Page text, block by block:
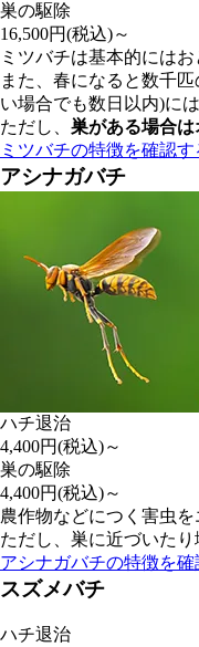
巣の駆除
16,500円(税込)～
ミツバチは基本的にはお
また、春になると数千
い場合でも数日以内)に
ただし、 巣がある場合
ミツバチの特徴を確認す
アシナガバチ
ハチ退治
4,400円(税込)～
巣の駆除
4,400円(税込)～
農作物などにつく害虫
ただし、巣に近づいたり
アシナガバチの特徴を確
スズメバチ
ハチ退治